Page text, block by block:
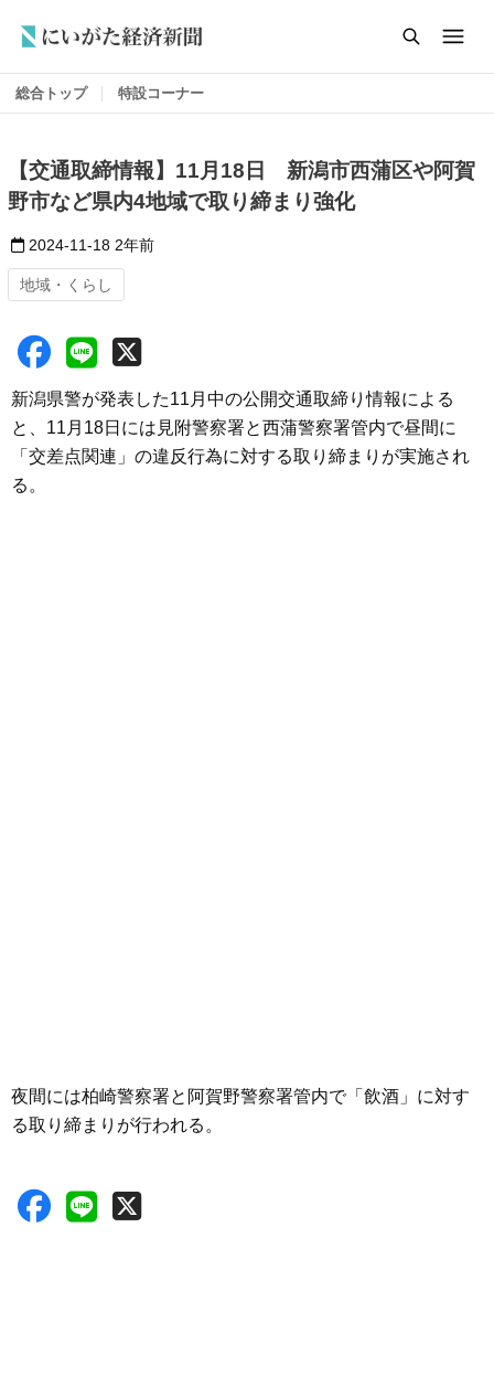
総合トップ 特設コーナー
【交通取締情報】11月18日 新潟市西蒲区や阿賀
野市など県内4地域で取り締まり強化
2024-11-18 2年前
地域・くらし
新潟県警が発表した11月中の公開交通取締り情報による
と、11月18日には見附警察署と西蒲警察署管内で昼間に
「交差点関連」の違反行為に対する取り締まりが実施され
る。
夜間には柏崎警察署と阿賀野警察署管内で「飲酒」に対す
る取り締まりが行われる。